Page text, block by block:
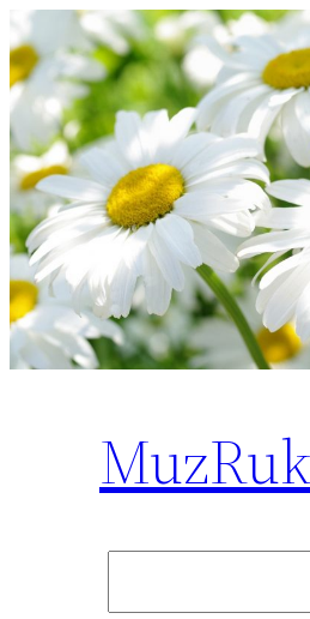
Перейти
к
содержимому